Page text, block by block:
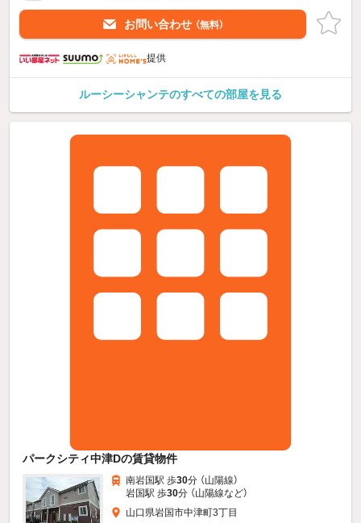
お問い合わせ （無料）
提供
ルーシーシャンテのすべての部屋を見る
パークシティ中津Dの賃貸物件
南岩国駅 歩30分 （山陽線）
岩国駅 歩30分 （山陽線など）
山口県岩国市中津町3丁目